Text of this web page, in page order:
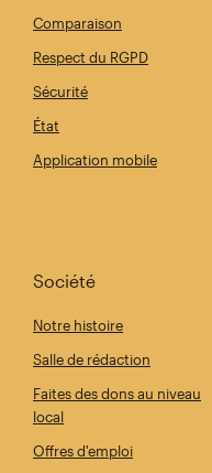
Comparaison
Respect du RGPD
Sécurité
État
Application mobile
Société
Notre histoire
Salle de rédaction
Faites des dons au niveau
local
Offres d'emploi